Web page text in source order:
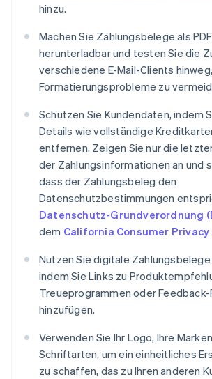
hinzu.
Machen Sie Zahlungsbelege als
herunterladbar und testen Sie die
verschiedene E-Mail-Clients
Formatierungsprobleme zu
Schützen Sie Kundendaten, indem
Details wie vollständige
entfernen. Zeigen Sie nur die
der Zahlungsinformationen an und
dass der Zahlungsbeleg den
Datenschutzbestimmungen
Datenschutz-Grundverordnung
dem California Consumer Privacy
Nutzen Sie digitale
indem Sie Links zu
Treueprogrammen oder Feedback-
hinzufügen.
Verwenden Sie Ihr Logo, Ihre
Schriftarten, um ein einheitliches
zu schaffen, das zu Ihren anderen